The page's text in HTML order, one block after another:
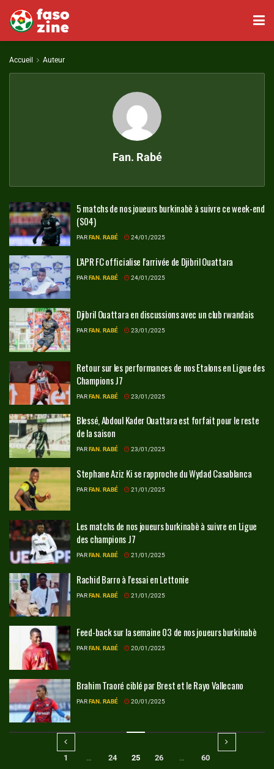
Accueil Auteur
Fan. Rabé
5 matchs de nos joueurs burkinabè à suivre ce week-end
(S04)
PARFAN. RABÉ 24/01/2025
L’APR FC officialise l’arrivée de Djibril Ouattara
PARFAN. RABÉ 24/01/2025
Djibril Ouattara en discussions avec un club rwandais
PARFAN. RABÉ 23/01/2025
Retour sur les performances de nos Etalons en Ligue des
Champions J7
PARFAN. RABÉ 23/01/2025
Blessé, Abdoul Kader Ouattara est forfait pour le reste
de la saison
PARFAN. RABÉ 23/01/2025
Stephane Aziz Ki se rapproche du Wydad Casablanca
PARFAN. RABÉ 21/01/2025
Les matchs de nos joueurs burkinabè à suivre en Ligue
des champions J7
PARFAN. RABÉ 21/01/2025
Rachid Barro à l’essai en Lettonie
PARFAN. RABÉ 21/01/2025
Feed-back sur la semaine 03 de nos joueurs burkinabè
PARFAN. RABÉ 20/01/2025
Brahim Traoré ciblé par Brest et le Rayo Vallecano
PARFAN. RABÉ 20/01/2025
1 … 24 25 26 … 60